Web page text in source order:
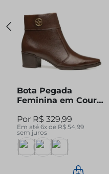
Bota Pegada
Feminina em Couro
280512-04
R$ 329,99
Em até 6x de R$ 54,99
sem juros